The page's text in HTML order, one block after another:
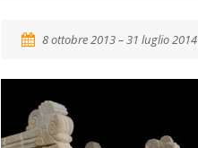
8 ottobre 2013 – 31 luglio 2014